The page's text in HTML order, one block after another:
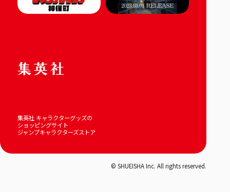
集英社 キャラクターグッズの
ショッピングサイト
ジャンプキャラクターズストア
© SHUEISHA Inc. All rights reserved.